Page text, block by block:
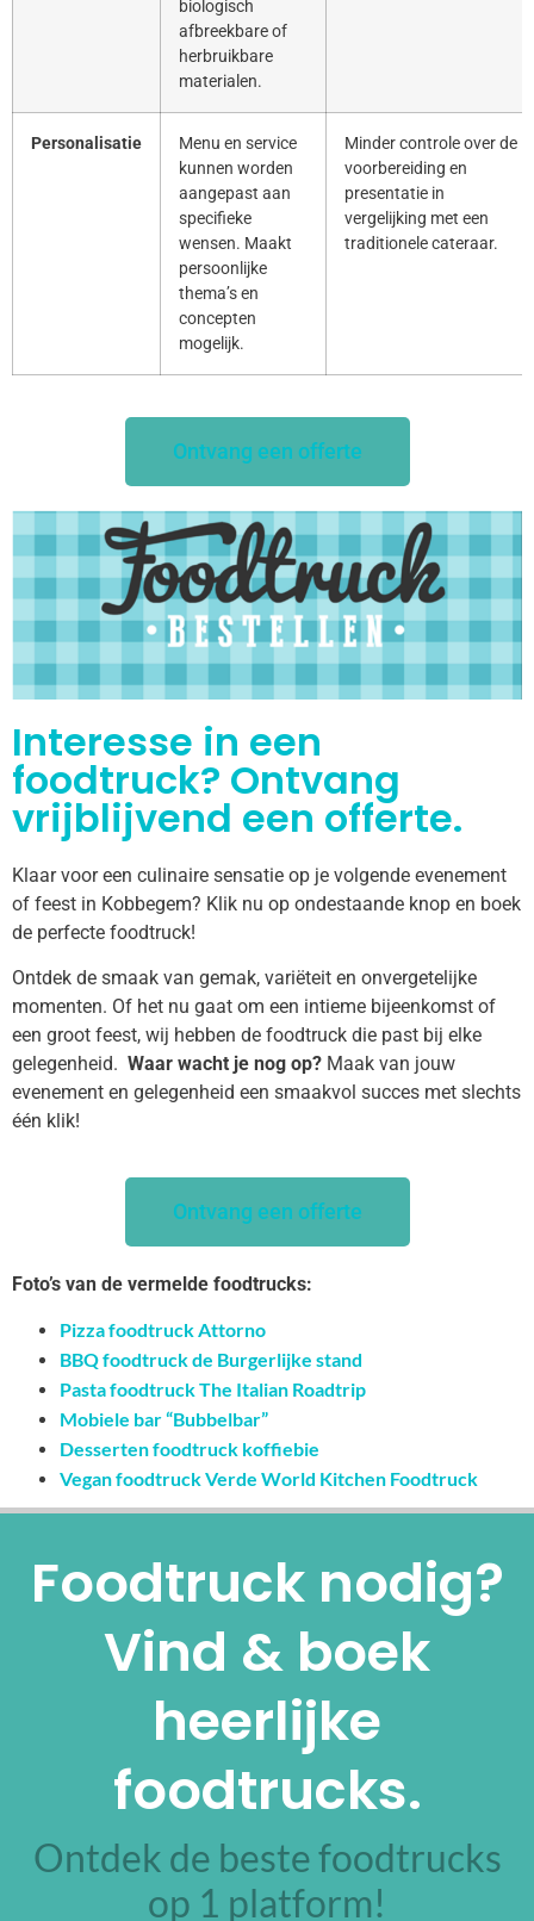
biologisch
afbreekbare of
herbruikbare
materialen.
Personalisatie
Menu en service
kunnen worden
aangepast aan
specifieke
wensen. Maakt
persoonlijke
thema’s en
concepten
mogelijk.
Minder controle over de
voorbereiding en
presentatie in
vergelijking met een
traditionele cateraar.
Ontvang een offerte
Interesse in een
foodtruck? Ontvang
vrijblijvend een offerte.
Klaar voor een culinaire sensatie op je volgende evenement
of feest in Kobbegem? Klik nu op ondestaande knop en boek
de perfecte foodtruck!
Ontdek de smaak van gemak, variëteit en onvergetelijke
momenten. Of het nu gaat om een intieme bijeenkomst of
een groot feest, wij hebben de foodtruck die past bij elke
gelegenheid. Waar wacht je nog op? Maak van jouw
evenement en gelegenheid een smaakvol succes met slechts
één klik!
Ontvang een offerte
Foto’s van de vermelde foodtrucks:
Pizza foodtruck Attorno
BBQ foodtruck de Burgerlijke stand
Pasta foodtruck The Italian Roadtrip
Mobiele bar “Bubbelbar”
Desserten foodtruck koffiebie
Vegan foodtruck Verde World Kitchen Foodtruck
Foodtruck nodig?
Vind & boek
heerlijke
foodtrucks.
Ontdek de beste foodtrucks
op 1 platform!